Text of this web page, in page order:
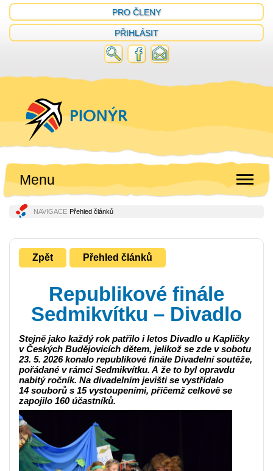
PRO ČLENY
PŘIHLÁSIT
Menu
NAVIGACE Přehled článků
Zpět Přehled článků
Republikové finále
Sedmikvítku – Divadlo
Stejně jako každý rok patřilo i letos Divadlo u Kapličky
v Českých Budějovicích dětem, jelikož se zde v sobotu
23. 5. 2026 konalo republikové finále Divadelní soutěže,
pořádané v rámci Sedmikvítku. A že to byl opravdu
nabitý ročník. Na divadelním jevišti se vystřídalo
14 souborů s 15 vystoupeními, přičemž celkově se
zapojilo 160 účastníků.